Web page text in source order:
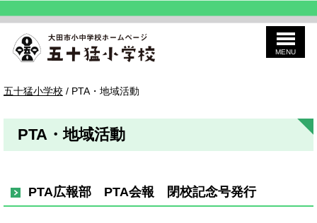
十
MENU
現
の
置：
五十猛小学校 / PTA・地域活動
PTA・地域活動
PTA広報部 PTA会報 閉校記念号発行